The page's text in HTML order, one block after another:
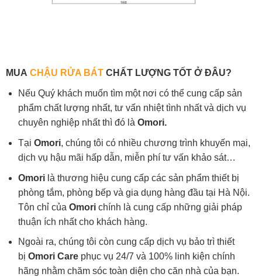
MUA CHẬU RỬA BÁT CHẤT LƯỢNG TỐT Ở ĐÂU?
Nếu Quý khách muốn tìm một nơi có thể cung cấp sản
phẩm chất lượng nhất, tư vấn nhiệt tình nhất và dịch vụ
chuyên nghiệp nhất thì đó là Omori.
Tại Omori, chúng tôi có nhiều chương trình khuyến mại,
dịch vụ hậu mãi hấp dẫn, miễn phí tư vấn khảo sát…
Omori là thương hiệu cung cấp các sản phẩm thiết bị
phòng tắm, phòng bếp và gia dụng hàng đầu tại Hà Nội.
Tôn chỉ của Omorichính là cung cấp những giải pháp
thuận ích nhất cho khách hàng.
Ngoài ra, chúng tôi còn cung cấp dịch vụ bảo trì thiết
bị Omori Care phục vụ 24/7 và 100% linh kiện chính
hãng nhằm chăm sóc toàn diện cho căn nhà của bạn.